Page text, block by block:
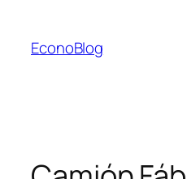
contenido
EconoBlog